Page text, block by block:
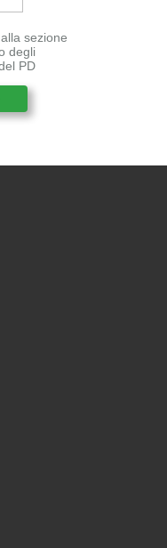
sezione
degli
PD